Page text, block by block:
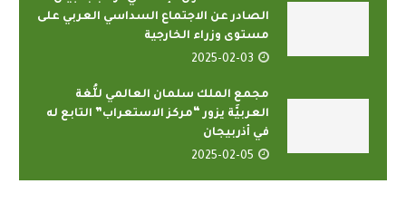
الصادر عن الاجتماع السداسي العربي على
مستوى وزراء الخارجية
2025-02-03
مجمع الملك سلمان العالمي للُّغة
العربيَّة يزور “مركز الاستعراب” التابع له
في أذربيجان
2025-02-05